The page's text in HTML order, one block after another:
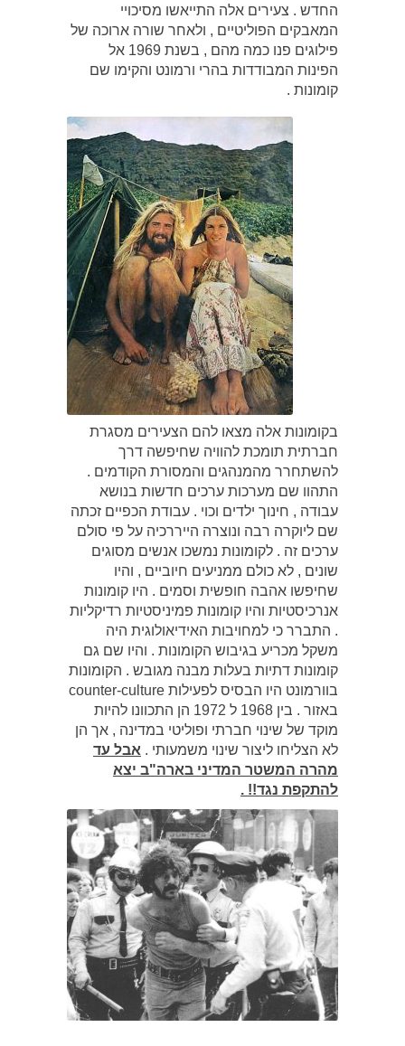
החדש . צעירים אלה התייאשו מסיכויי
המאבקים הפוליטיים , ולאחר שורה ארוכה של
פילוגים פנו כמה מהם , בשנת 1969 אל
הפינות המבודדות בהרי ורמונט והקימו שם
קומונות .
בקומונות אלה מצאו להם הצעירים מסגרת
חברתית תומכת להוויה שחיפשה דרך
להשתחרר מהמנהגים והמסורת הקודמים .
התהוו שם מערכות ערכים חדשות בנושא
עבודה , חינוך ילדים וכוי . עבודת הכפיים זכתה
שם ליוקרה רבה ונוצרה הייררכיה על פי סולם
ערכים זה . לקומונות נמשכו אנשים מסוגים
שונים , לא כולם ממניעים חיוביים , והיו
שחיפשו אהבה חופשית וסמים . היו קומונות
אנרכיסטיות והיו קומונות פמיניסטיות רדיקליות
. התברר כי למחויבות האידיאולוגית היה
משקל מכריע בגיבוש הקומונות . והיו שם גם
קומונות דתיות בעלות מבנה מגובש . הקומונות
בוורמונט היו הבסיס לפעילות counter-culture
באזור . בין 1968 ל 1972 הן התכוונו להיות
מוקד של שינוי חברתי ופוליטי במדינה , אך הן
לא הצליחו ליצור שינוי משמעותי . אבל עד
מהרה המשטר המדיני בארה"ב יצא
להתקפת נגד!! .